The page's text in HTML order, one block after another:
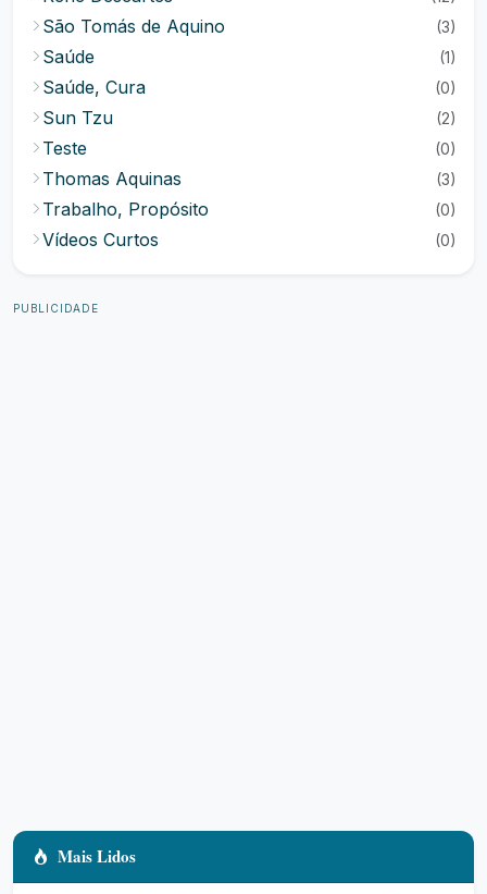
São Tomás de Aquino (3)
Saúde (1)
Saúde, Cura (0)
Sun Tzu (2)
Teste (0)
Thomas Aquinas (3)
Trabalho, Propósito (0)
Vídeos Curtos (0)
PUBLICIDADE
Mais Lidos